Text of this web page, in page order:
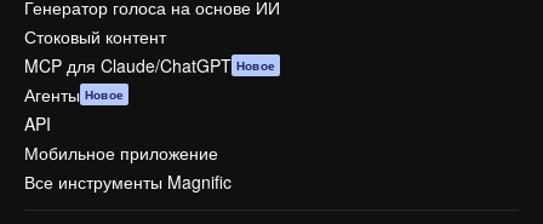
Генератор голоса на основе ИИ
Стоковый контент
MCP для Claude/ChatGPT Новое
Агенты Новое
API
Мобильное приложение
Все инструменты Magnific